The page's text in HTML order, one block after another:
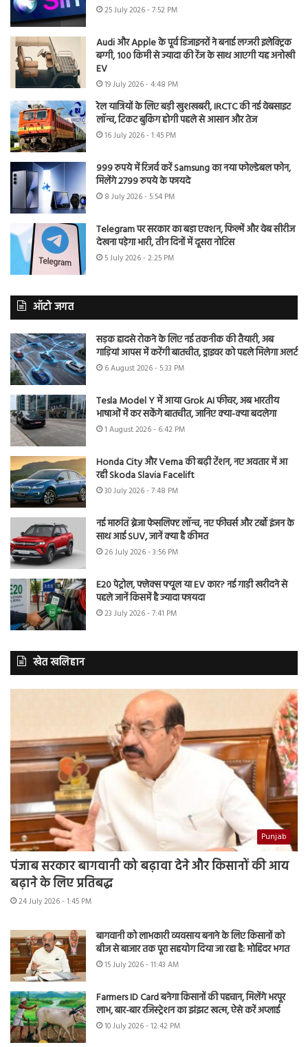
25 July 2026 - 7:52 PM
Audi और Apple के पूर्व डिजाइनरों ने बनाई लग्जरी इलेक्ट्रिक
बग्गी, 100 किमी से ज्यादा की रेंज के साथ आएगी यह अनोखी
EV
19 July 2026 - 4:48 PM
रेल यात्रियों के लिए बड़ी खुशखबरी, IRCTC की नई वेबसाइट
लॉन्च, टिकट बुकिंग होगी पहले से आसान और तेज
16 July 2026 - 1:45 PM
999 रुपये में रिजर्व करें Samsung का नया फोल्डेबल फोन,
मिलेंगे 2799 रुपये के फायदे
8 July 2026 - 5:54 PM
Telegram पर सरकार का बड़ा एक्शन, फिल्में और वेब सीरीज
देखना पड़ेगा भारी, तीन दिनों में दूसरा नोटिस
5 July 2026 - 2:25 PM
ऑटो जगत
सड़क हादसे रोकने के लिए नई तकनीक की तैयारी, अब
गाड़ियां आपस में करेंगी बातचीत, ड्राइवर को पहले मिलेगा अलर्ट
6 August 2026 - 5:33 PM
Tesla Model Y में आया Grok AI फीचर, अब भारतीय
भाषाओं में कर सकेंगे बातचीत, जानिए क्या-क्या बदलेगा
1 August 2026 - 6:42 PM
Honda City और Verna की बढ़ी टेंशन, नए अवतार में आ
रही Skoda Slavia Facelift
30 July 2026 - 7:48 PM
नई मारुति ब्रेजा फेसलिफ्ट लॉन्च, नए फीचर्स और टर्बो इंजन के
साथ आई SUV, जानें क्या है कीमत
26 July 2026 - 3:56 PM
E20 पेट्रोल, फ्लेक्स फ्यूल या EV कार? नई गाड़ी खरीदने से
पहले जानें किसमें है ज्यादा फायदा
23 July 2026 - 7:41 PM
खेत खलिहान
Punjab
पंजाब सरकार बागवानी को बढ़ावा देने और किसानों की आय
बढ़ाने के लिए प्रतिबद्ध
24 July 2026 - 1:45 PM
बागवानी को लाभकारी व्यवसाय बनाने के लिए किसानों को
बीज से बाजार तक पूरा सहयोग दिया जा रहा है: मोहिंदर भगत
15 July 2026 - 11:43 AM
Farmers ID Card बनेगा किसानों की पहचान, मिलेंगे भरपूर
लाभ, बार-बार रजिस्ट्रेशन का झंझट खत्म, ऐसे करें अप्लाई
10 July 2026 - 12:42 PM